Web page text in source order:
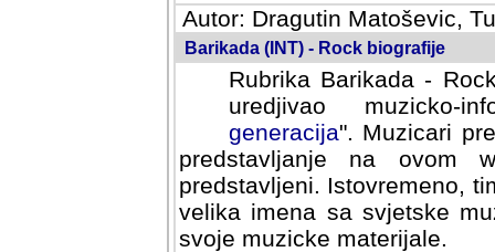
Autor: Dragutin Matoševic,
Barikada (INT) - Rock biografije
Rubrika Barikada -
uredjivao muzicko-
Muzicari predstavljeni u
na ovom web portalu
Istovremeno, tim nacinom
sa svjetske muzicke scene
materijale.